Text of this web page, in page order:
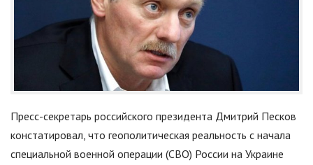
Пресс-секретарь российского президента Дмитрий Песков
констатировал, что геополитическая реальность с начала
специальной военной операции (СВО) России на Украине